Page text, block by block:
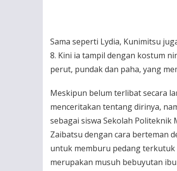
Sama seperti Lydia, Kunimitsu
8. Kini ia tampil dengan kostum
perut, pundak dan paha, yang
Meskipun belum terlibat secara
menceritakan tentang dirinya,
sebagai siswa Sekolah
Zaibatsu dengan cara berteman
untuk memburu pedang
merupakan musuh bebuyutan